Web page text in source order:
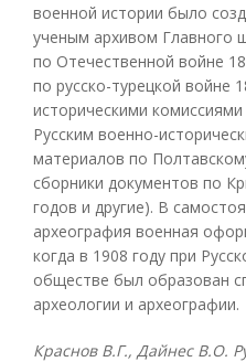
военной истории было
ученым архивом Главного
по Отечественной войне
по русско-турецкой войне
историческими
Русским военно-
материалов по
сборники документов по
годов и другие). В
археография военная
когда в 1908 году при
обществе был образован
археологии и археографии.
Краснов В.Г., Дайнес В.О.